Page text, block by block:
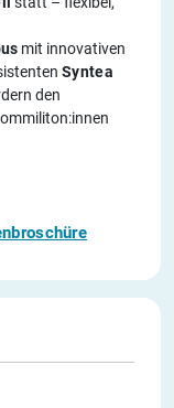
mit innovativen
Syntea
den